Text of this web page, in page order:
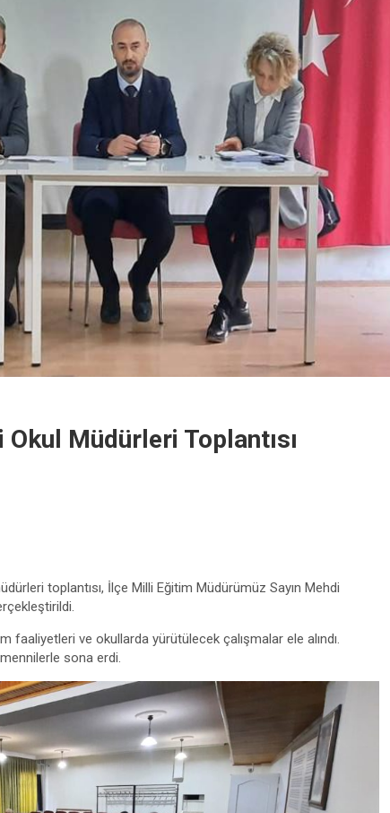
Müdürleri Toplantısı
toplantısı, İlçe Milli Eğitim Müdürümüz Sayın Mehdi
ve okullarda yürütülecek çalışmalar ele alındı.
sona erdi.